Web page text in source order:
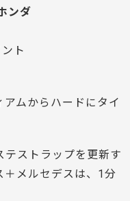
ンダ
ト
ムからハードにタイ
テストラップを更新す
＋メルセデスは、1分